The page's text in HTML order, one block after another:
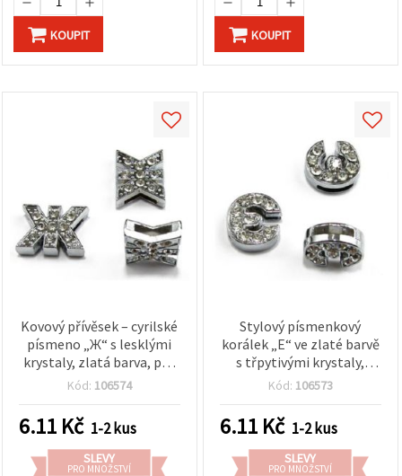
KOUPIT KOUPIT
Kovový přívěsek – cyrilské
písmeno „Ж“ s lesklými
krystaly, zlatá barva, pro
navlékání a DIY bižuterii,
Kód: 106574
6.11 Kč 1-2 kus
SLEVY
PRO MNOŽSTVÍ
Stylový písmenkový
korálek „E“ ve zlaté barvě
s třpytivými krystaly,
průvlek 8 mm – ideální
Kód: 106573
6.11 Kč 1-2 kus
SLEVY
PRO MNOŽSTVÍ